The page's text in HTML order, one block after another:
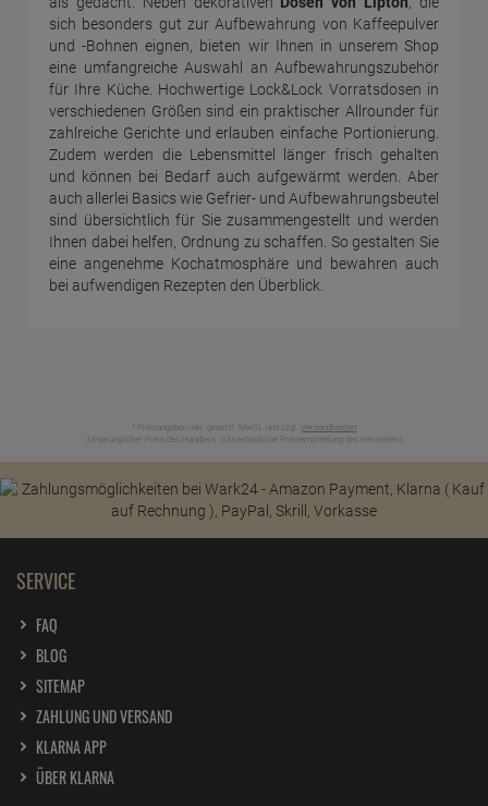
sich besonders gut zur Aufbewahrung von Kaffeepulver
und -Bohnen eignen, bieten wir Ihnen in unserem Shop
eine umfangreiche Auswahl an Aufbewahrungszubehör
für Ihre Küche. Hochwertige Lock&Lock Vorratsdosen in
verschiedenen Größen sind ein praktischer Allrounder für
zahlreiche Gerichte und erlauben einfache Portionierung.
Zudem werden die Lebensmittel länger frisch gehalten
und können bei Bedarf auch aufgewärmt werden. Aber
auch allerlei Basics wie Gefrier- und Aufbewahrungsbeutel
sind übersichtlich für Sie zusammengestellt und werden
Ihnen dabei helfen, Ordnung zu schaffen. So gestalten Sie
eine angenehme Kochatmosphäre und bewahren auch
bei aufwendigen Rezepten den Überblick.
* Preisangaben inkl. gesetzl. MwSt. und zzgl. Versandkosten
Ursprünglicher Preis des Händlers, Unverbindliche Preisempfehlung des Herstellers
SERVICE
FAQ
BLOG
SITEMAP
ZAHLUNG UND VERSAND
KLARNA APP
ÜBER KLARNA